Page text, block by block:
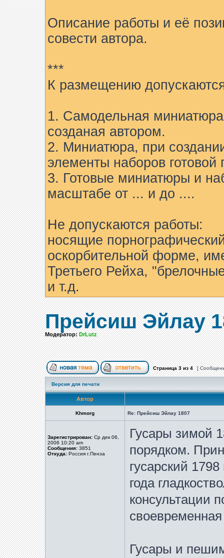
Описание работы и её
совести автора.
***
К размещению
1. Самодельная
созданая автором.
2. Миниатюра, при
элементы наборов готовой
3. Готовые миниатюры и
масштабе от ... и до ....
Не допускаются работы:
носящие
оскорбительной форме,
Третьего Рейха,
и т.д.
Прейсиш Эйлау
Модератор:DrLutz
Страница3из4 [
Версия для печати
Автор
Khmorg Re: Прейсиш Эйлау 1807
Зарегистрирован: Ср дек 06,
2006 10:20 am
Сообщения: 3851
Откуда: Россия г.Пенза
Гусары зимой
порядком.
гусарский
года
консультации
Гусары и